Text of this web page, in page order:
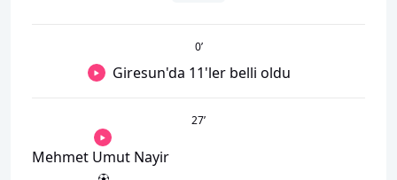
0’
Giresun'da 11'ler belli oldu
27’
Mehmet Umut Nayir